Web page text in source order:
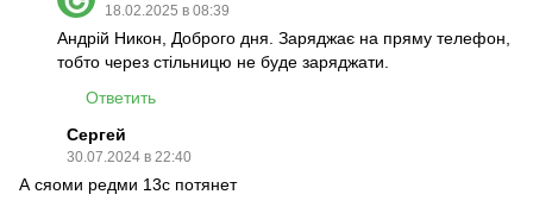
18.02.2025 в 08:39
Андрій Никон, Доброго дня. Заряджає на пряму телефон,
тобто через стільницю не буде заряджати.
Ответить
Сергей
30.07.2024 в 22:40
А сяоми редми 13с потянет